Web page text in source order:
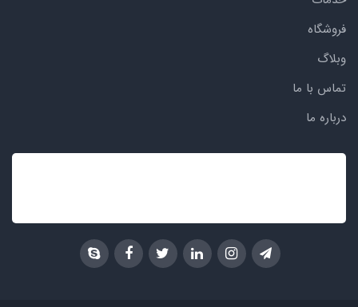
فروشگاه
وبلاگ
تماس با ما
درباره ما